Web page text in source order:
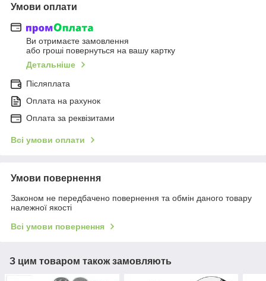
Умови оплати
Ви отримаєте замовлення
або гроші повернуться на вашу картку
Детальніше
Післяплата
Оплата на рахунок
Оплата за реквізитами
Всі умови оплати
Умови повернення
Законом не передбачено повернення та обмін даного товару
належної якості
Всі умови повернення
З цим товаром також замовляють